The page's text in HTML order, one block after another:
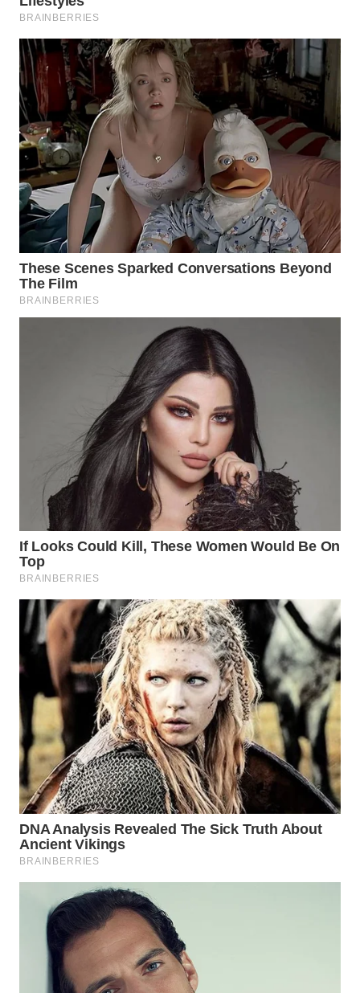
SUMEDANG
WN
CIANJUR
WN
KEPULAUAN
SERIBU
WN
TANGERANG
WN
BINJAI
WN
KUNINGAN
WN
MAJALENGKA
WN
SUBANG
WN
SUKABUMI
WN
PURWAKARTA
WN
PRIANGAN
TIMUR
WN
SEMARANG
WN
SOLO
BOROBUDUR
WN